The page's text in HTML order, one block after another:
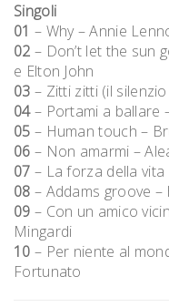
Singoli
01 – Why – Annie
02 – Don’t let the sun
e Elton John
03 – Zitti zitti (il
04– Portami a ballare
05 – Human touch –
06 – Non amarmi –
07 – La forza della vita
08 – Addams groove –
09 – Con un amico
Mingardi
10 – Per niente al
Fortunato